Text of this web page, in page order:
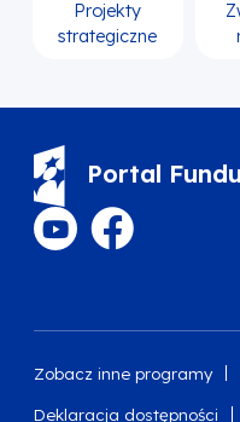
Projekty
strategiczne
Portal
Zobacz inne programy
Deklaracja dostępności